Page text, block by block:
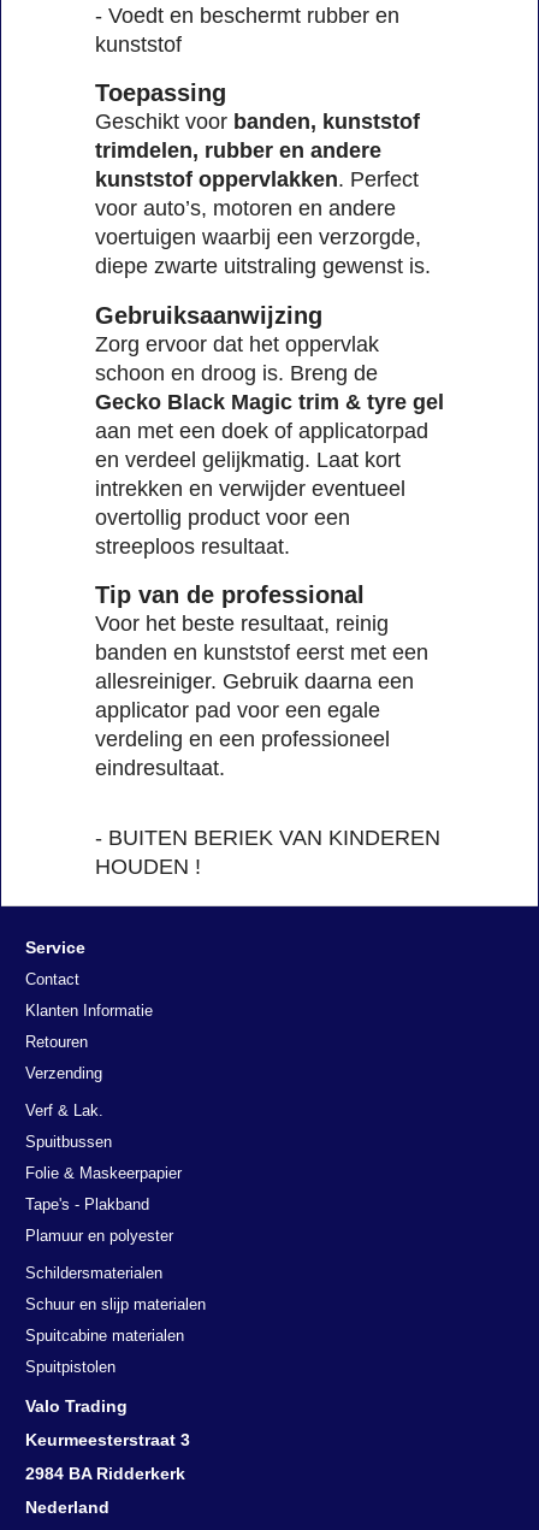
- Voedt en beschermt rubber en
kunststof
Toepassing
Geschikt voor banden, kunststof
trimdelen, rubber en andere
kunststof oppervlakken. Perfect
voor auto’s, motoren en andere
voertuigen waarbij een verzorgde,
diepe zwarte uitstraling gewenst is.
Gebruiksaanwijzing
Zorg ervoor dat het oppervlak
schoon en droog is. Breng de
Gecko Black Magic trim & tyre gel
aan met een doek of applicatorpad
en verdeel gelijkmatig. Laat kort
intrekken en verwijder eventueel
overtollig product voor een
streeploos resultaat.
Tip van de professional
Voor het beste resultaat, reinig
banden en kunststof eerst met een
allesreiniger. Gebruik daarna een
applicator pad voor een egale
verdeling en een professioneel
eindresultaat.
- BUITEN BERIEK VAN KINDEREN
HOUDEN !
Service
Contact
Klanten Informatie
Retouren
Verzending
Verf & Lak.
Spuitbussen
Folie & Maskeerpapier
Tape's - Plakband
Plamuur en polyester
Schildersmaterialen
Schuur en slijp materialen
Spuitcabine materialen
Spuitpistolen
Valo Trading
Keurmeesterstraat 3
2984 BA Ridderkerk
Nederland